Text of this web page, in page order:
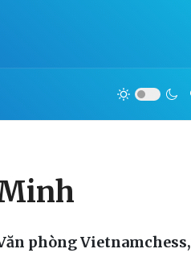
phòng Vietnamchess,